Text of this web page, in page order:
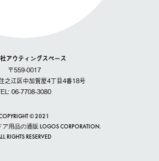
アウティングスペース
〒559-0017
之江区中加賀屋4丁目4番18号
06-7708-3080
© 2021
用品の通販 LOGOS CORPORATION.
RIGHTS RESERVED